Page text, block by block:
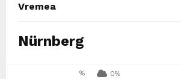
Vremea
Nürnberg
% 0%